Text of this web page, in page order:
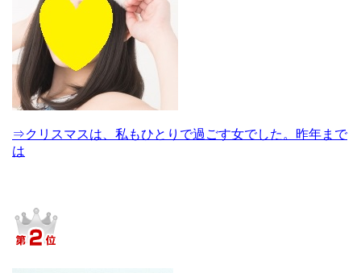
⇒クリスマスは、私もひとりで過ごす女でした。昨年まで
は